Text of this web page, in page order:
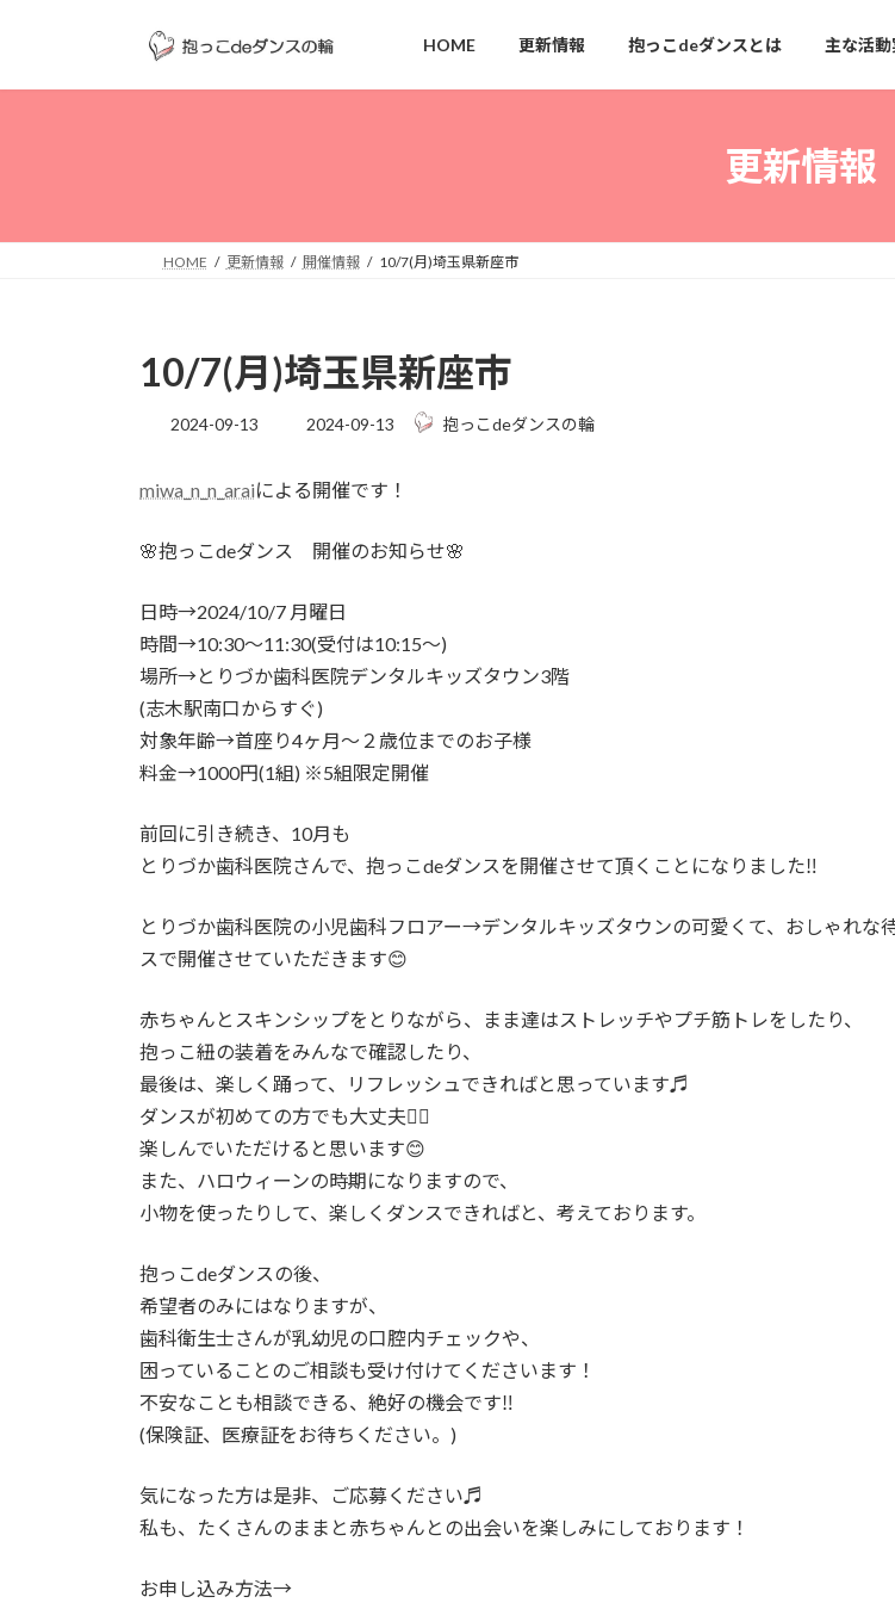
ッ
移
HOME 更新情報 抱っこdeダンスとは 主な活
更新情報
HOME 更新情報 開催情報 10/7(月)埼玉県新座市
10/7(月)埼玉県新座市
2024-09-13
最
新
時
2024-09-13 抱っこdeダンスの輪
miwa_n_n_araiによる開催です！
🌸抱っこdeダンス 開催のお知らせ🌸
日時→2024/10/7 月曜日
時間→10:30〜11:30(受付は10:15〜)
場所→とりづか歯科医院デンタルキッズタウン3階
(志木駅南口からすぐ)
対象年齢→首座り4ヶ月〜２歳位までのお子様
料金→1000円(1組) ※5組限定開催
前回に引き続き、10月も
とりづか歯科医院さんで、抱っこdeダンスを開催させて頂くことになりました‼️
とりづか歯科医院の小児歯科フロアー→デンタルキッズタウンの可愛くて、おしゃれな
スで開催させていただきます😊
赤ちゃんとスキンシップをとりながら、まま達はストレッチやプチ筋トレをしたり、
抱っこ紐の装着をみんなで確認したり、
最後は、楽しく踊って、リフレッシュできればと思っています♬
ダンスが初めての方でも大丈夫🙆‍♀️
楽しんでいただけると思います😊
また、ハロウィーンの時期になりますので、
小物を使ったりして、楽しくダンスできればと、考えております。
抱っこdeダンスの後、
希望者のみにはなりますが、
歯科衛生士さんが乳幼児の口腔内チェックや、
困っていることのご相談も受け付けてくださいます！
不安なことも相談できる、絶好の機会です‼️
(保険証、医療証をお待ちください。)
気になった方は是非、ご応募ください♬
私も、たくさんのままと赤ちゃんとの出会いを楽しみにしております！
お申し込み方法→